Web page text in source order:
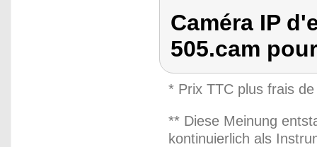
Caméra IP
505.cam
* Prix TTC plus frais
** Diese Meinung
kontinuierlich als